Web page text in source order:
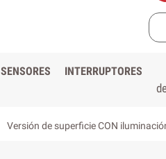
SENSORES INTERRUPTORES
Versión de superficie CON